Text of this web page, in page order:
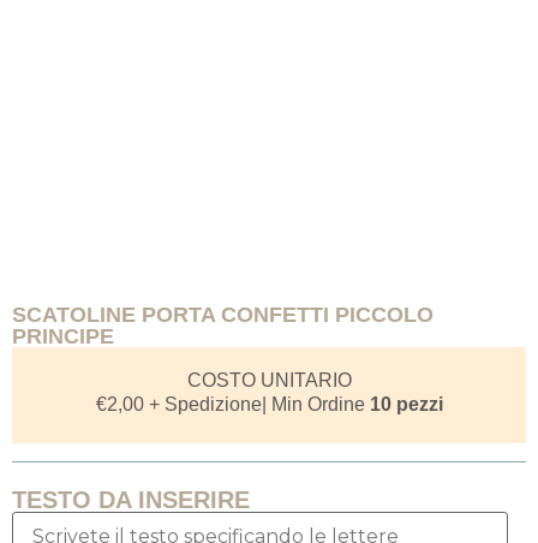
SCATOLINE PORTA CONFETTI PICCOLO
PRINCIPE
COSTO UNITARIO
€2,00+ Spedizione| Min Ordine 10 pezzi
TESTO DA INSERIRE